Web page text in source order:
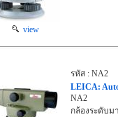
view
รหัส : NA2
LEICA:
NA2
กล้องระดับม